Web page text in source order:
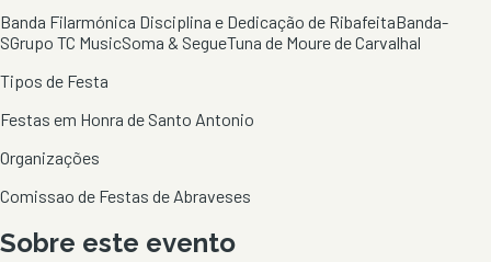
Banda Filarmónica Disciplina e Dedicação de RibafeitaBanda-
SGrupo TC MusicSoma & SegueTuna de Moure de Carvalhal
Tipos de Festa
Festas em Honra de Santo Antonio
Organizações
Comissao de Festas de Abraveses
Sobre este evento